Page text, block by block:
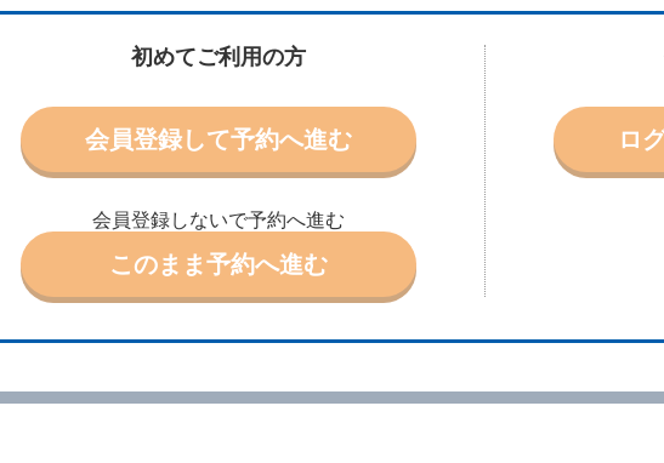
場合、借受人は、当社が特に認める場合を除き、別に定める予約申込金を支払うものとしま
第３条（予約の変更）
借受人は、前条第１項の借受条件を変更しようとするときは、あらかじめ当社の承諾を受け
第４条（予約の取消し等）
借受人は、別に定める方法により予約を取り消すことができます。
借受人が、借受人の都合により予約した借受開始時刻を１時間以上経過してもレンタカー
結手続きに着手しなかったときは、予約が取り消されたものとします。
前２項の場合、借受人は、別に定めるところにより予約取消手数料を当社に支払うものと
ったときは、受領済の予約申込金を借受人に返還するものとします。
当社の都合により、予約が取り消されたとき、又は貸渡契約が締結されなかったときは、
ます。
きは、予約は取り消されたものとします。この場合、当社は受領済の予約申込金を返還する
当社は、借受人から予約のあった車種クラスのレンタカーを貸し渡すことができないとき
初めてご利用の方
会員登録して予約へ進む
会員登録しないで予約へ進む
このまま予約へ進む
ロ